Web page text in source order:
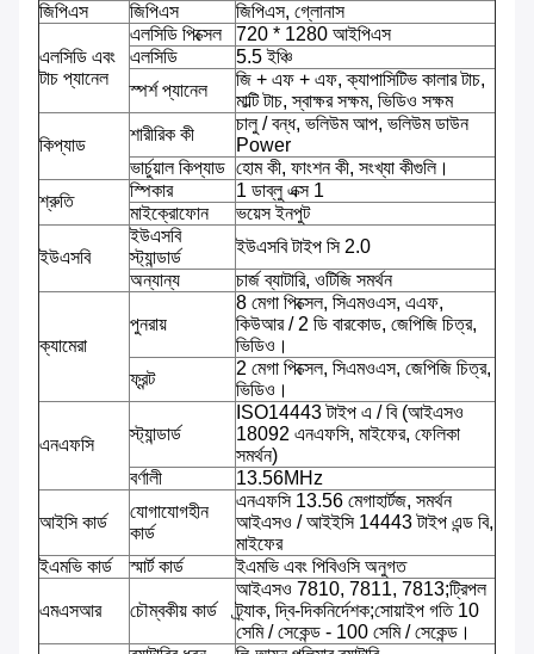
জিপিএস
জিপিএস জিপিএস, গ্লোনাস
এলসিডি এবং
টাচ প্যানেল
এলসিডি পিক্সেল
720 * 1280 আইপিএস
এলসিডি
5.5 ইঞ্চি
স্পর্শ প্যানেল
জি + এফ + এফ, ক্যাপাসিটিভ কালার টাচ,
মাল্টি টাচ, স্বাক্ষর সক্ষম, ভিডিও সক্ষম
কিপ্যাড
শারীরিক কী
চালু / বন্ধ, ভলিউম আপ, ভলিউম ডাউন
Power
ভার্চুয়াল কিপ্যাড হোম কী, ফাংশন কী, সংখ্যা কীগুলি।
শ্রুতি
স্পিকার
1 ডাব্লু এক্স 1
মাইক্রোফোন
ভয়েস ইনপুট
ইউএসবি
ইউএসবি
স্ট্যান্ডার্ড
ইউএসবি টাইপ সি 2.0
অন্যান্য
চার্জ ব্যাটারি, ওটিজি সমর্থন
ক্যামেরা
পুনরায়
8 মেগা পিক্সেল, সিএমওএস, এএফ,
কিউআর / 2 ডি বারকোড, জেপিজি চিত্র,
ভিডিও।
ফ্রন্ট
2 মেগা পিক্সেল, সিএমওএস, জেপিজি চিত্র,
ভিডিও।
এনএফসি
স্ট্যান্ডার্ড
ISO14443 টাইপ এ / বি (আইএসও
18092 এনএফসি, মাইফের, ফেলিকা
সমর্থন)
বর্ণালী
13.56MHz
আইসি কার্ড
যোগাযোগহীন
কার্ড
এনএফসি 13.56 মেগাহার্টজ, সমর্থন
আইএসও / আইইসি 14443 টাইপ এন্ড বি,
মাইফের
ইএমভি কার্ড
স্মার্ট কার্ড ইএমভি এবং পিবিওসি অনুগত
এমএসআর চৌম্বকীয় কার্ড
আইএসও 7810, 7811, 7813;ট্রিপল
ট্র্যাক, দ্বি-দিকনির্দেশক;সোয়াইপ গতি 10
সেমি / সেকেন্ড - 100 সেমি / সেকেন্ড।